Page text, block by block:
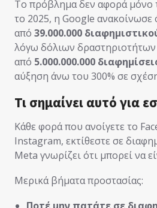
Το πρόβλημα δεν αφορά μόνο
το 2025, η Google ανακοίνωσε
από 39.000.000
λόγω δόλιων δραστηριοτήτων
από 5.000.000.000
αύξηση άνω του 300% σε
Τι σημαίνει αυτό για
Κάθε φορά που ανοίγετε το
Instagram, εκτίθεστε σε
Meta γνωρίζει ότι μπορεί να
Μερικά βήματα προστασίας: